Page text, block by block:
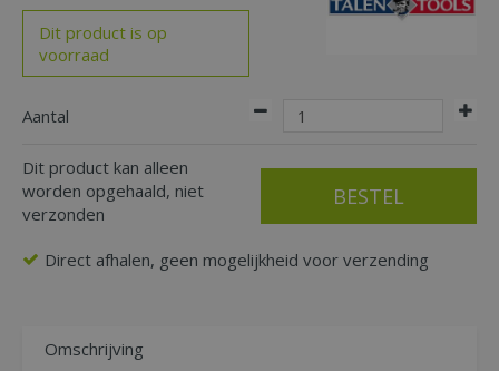
Dit product is op
voorraad
Aantal
Dit product kan alleen
worden opgehaald, niet
verzonden
Direct afhalen, geen mogelijkheid voor verzending
Omschrijving